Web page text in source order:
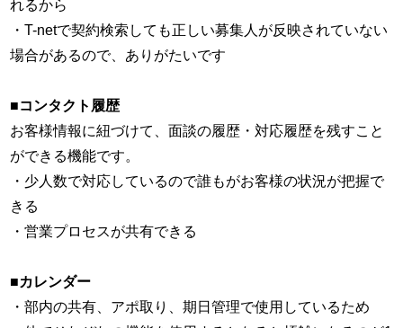
れるから
・T-netで契約検索しても正しい募集人が反映されていない
場合があるので、ありがたいです
■コンタクト履歴
お客様情報に紐づけて、面談の履歴・対応履歴を残すこと
ができる機能です。
・少人数で対応しているので誰もがお客様の状況が把握で
きる
・営業プロセスが共有できる
■カレンダー
・部内の共有、アポ取り、期日管理で使用しているため